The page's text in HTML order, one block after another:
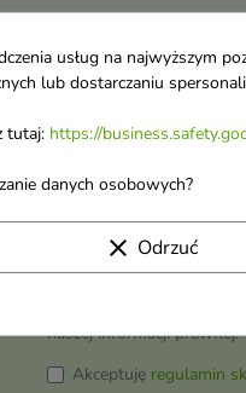
i
naszej informacji prawnej.
Akceptuję regulamin
usług na najwyższym
lub dostarczaniu
tutaj: https://
danych osobowych?
clear Odrzuć